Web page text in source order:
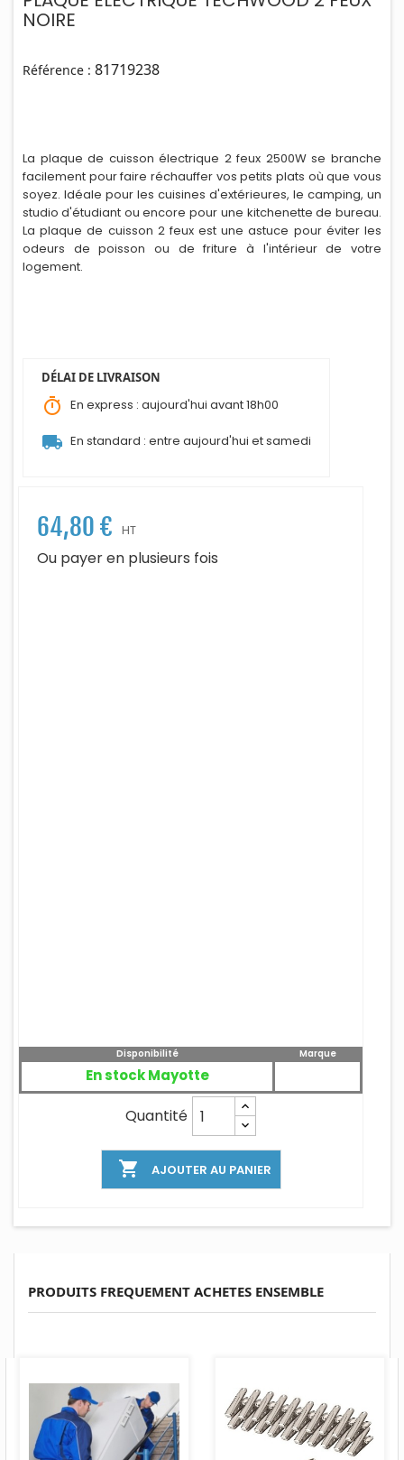
NOIRE
Référence : 81719238
La plaque de cuisson électrique 2 feux 2500W se branche
facilement pour faire réchauffer vos petits plats où que vous
soyez. Idéale pour les cuisines d'extérieures, le camping, un
studio d'étudiant ou encore pour une kitchenette de bureau.
La plaque de cuisson 2 feux est une astuce pour éviter les
odeurs de poisson ou de friture à l'intérieur de votre
logement.
DÉLAI DE LIVRAISON
timer En express : aujourd'hui avant 18h00
local_shipping En standard : entre aujourd'hui et samedi
64,80 € HT
Ou payer en plusieurs fois
Disponibilité
En stock Mayotte
Marque
Quantité
 AJOUTER AU PANIER
PRODUITS FREQUEMENT ACHETES ENSEMBLE